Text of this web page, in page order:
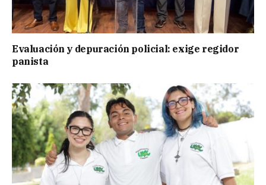
Evaluación y depuración policial: exige regidor
panista